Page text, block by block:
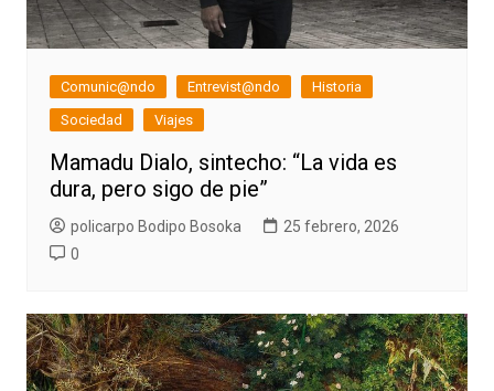
Comunic@ndo Entrevist@ndo
Historia
Sociedad
Viajes
Mamadu Dialo, sintecho: “La vida es
dura, pero sigo de pie”
policarpo Bodipo Bosoka
25 febrero, 2026
0